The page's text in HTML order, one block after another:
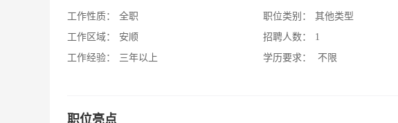
工作性质：
全职
工作区域：
安顺
工作经验：
三年以上
职位类别：
其他类型
招聘人数：
1
学历要求：
不限
职位亮点